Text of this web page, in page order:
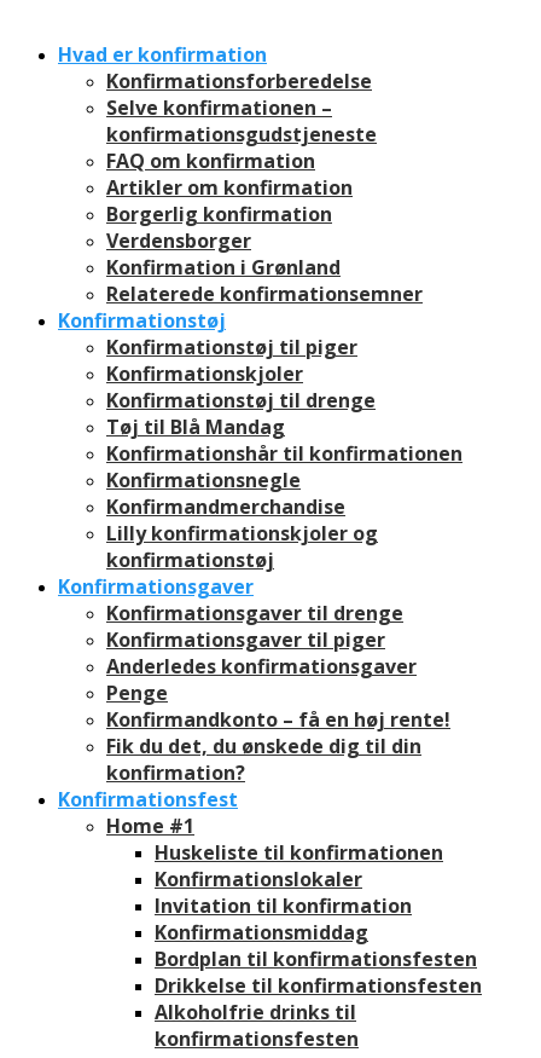
Hvad er konfirmation
Konfirmationsforberedelse
Selve konfirmationen –
konfirmationsgudstjeneste
FAQ om konfirmation
Artikler om konfirmation
Borgerlig konfirmation
Verdensborger
Konfirmation i Grønland
Relaterede konfirmationsemner
Konfirmationstøj
Konfirmationstøj til piger
Konfirmationskjoler
Konfirmationstøj til drenge
Tøj til Blå Mandag
Konfirmationshår til konfirmationen
Konfirmationsnegle
Konfirmandmerchandise
Lilly konfirmationskjoler og
konfirmationstøj
Konfirmationsgaver
Konfirmationsgaver til drenge
Konfirmationsgaver til piger
Anderledes konfirmationsgaver
Penge
Konfirmandkonto – få en høj rente!
Fik du det, du ønskede dig til din
konfirmation?
Konfirmationsfest
Home #1
Huskeliste til konfirmationen
Konfirmationslokaler
Invitation til konfirmation
Konfirmationsmiddag
Bordplan til konfirmationsfesten
Drikkelse til konfirmationsfesten
Alkoholfrie drinks til
konfirmationsfesten